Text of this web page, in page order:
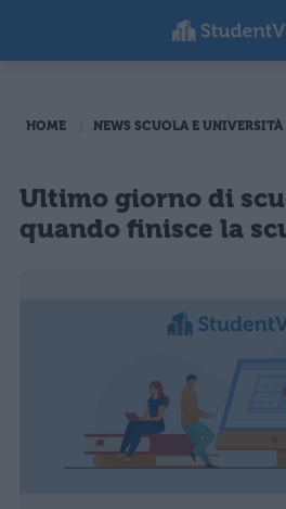
HOME NEWS SCUOLA E UNIVERSITÀ
Ultimo giorno di
quando finisce la